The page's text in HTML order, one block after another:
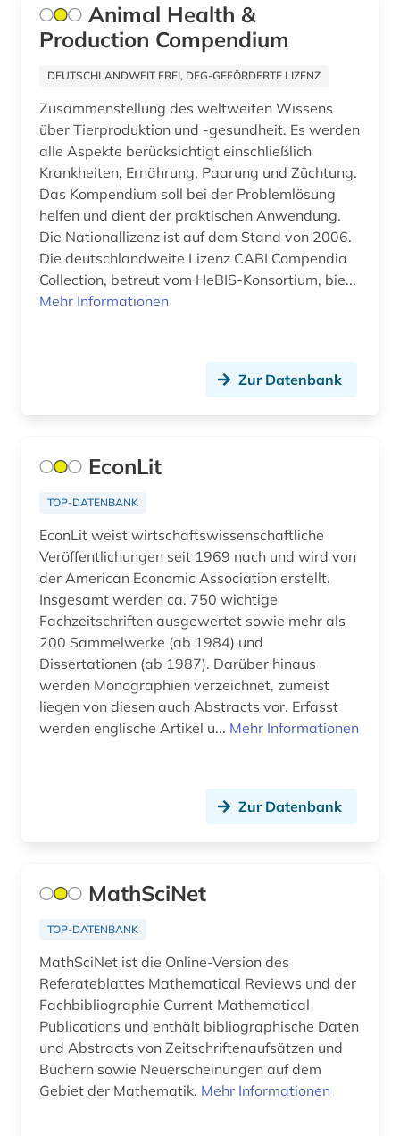
carl philipp emanuel (2)
chemie (29)
chemische reaktion (1)
chemische verbindungen (1)
china (1)
comic (1)
dante alighieri (1)
darwin (1)
datensammlung (4)
demotisch (1)
den haag (1)
denkmalpflege (1)
design (3)
deutsch (8)
dichtung (1)
didaktik (1)
digitale musikalien (1)
digitalisat (1)
digitalisierung (1)
diplomatik (1)
Thueringen (1)
Tschechische Republik (9)
Tuerkei (2)
USA (11)
Ukraine (6)
Ungarn (4)
Zypern (1)
Animal Health &
Production Compendium
DEUTSCHLANDWEIT FREI, DFG-GEFÖRDERTE LIZENZ
Zusammenstellung des weltweiten Wissens
über Tierproduktion und -gesundheit. Es werden
alle Aspekte berücksichtigt einschließlich
Krankheiten, Ernährung, Paarung und Züchtung.
Das Kompendium soll bei der Problemlösung
helfen und dient der praktischen Anwendung.
Die Nationallizenz ist auf dem Stand von 2006.
Die deutschlandweite Lizenz CABI Compendia
Collection, betreut vom HeBIS-Konsortium, bie...
Mehr Informationen
Zur Datenbank
EconLit
TOP-DATENBANK
EconLit weist wirtschaftswissenschaftliche
Veröffentlichungen seit 1969 nach und wird von
der American Economic Association erstellt.
Insgesamt werden ca. 750 wichtige
Fachzeitschriften ausgewertet sowie mehr als
200 Sammelwerke (ab 1984) und
Dissertationen (ab 1987). Darüber hinaus
werden Monographien verzeichnet, zumeist
liegen von diesen auch Abstracts vor. Erfasst
werden englische Artikel u... Mehr Informationen
Zur Datenbank
MathSciNet
TOP-DATENBANK
MathSciNet ist die Online-Version des
Referateblattes Mathematical Reviews und der
Fachbibliographie Current Mathematical
Publications und enthält bibliographische Daten
und Abstracts von Zeitschriftenaufsätzen und
Büchern sowie Neuerscheinungen auf dem
Gebiet der Mathematik. Mehr Informationen